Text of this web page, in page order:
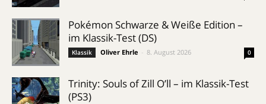
Pokémon Schwarze & Weiße Edition –
im Klassik-Test (DS)
Klassik Oliver Ehrle 8. August 2026 0
Trinity: Souls of Zill O’ll – im Klassik-Test
(PS3)